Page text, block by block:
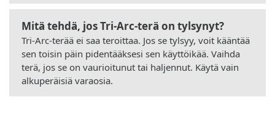
Mitä tehdä, jos Tri-Arc-terä on tylsynyt?
Tri-Arc-terää ei saa teroittaa. Jos se tylsyy, voit kääntää
sen toisin päin pidentääksesi sen käyttöikää. Vaihda
terä, jos se on vaurioitunut tai haljennut. Käytä vain
alkuperäisiä varaosia.